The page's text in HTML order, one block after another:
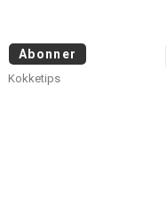
Abonner
Kokketips